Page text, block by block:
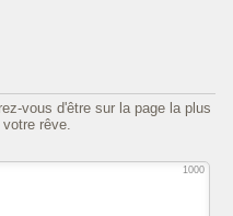
vous d'être sur la page la plus
rêve.
1000